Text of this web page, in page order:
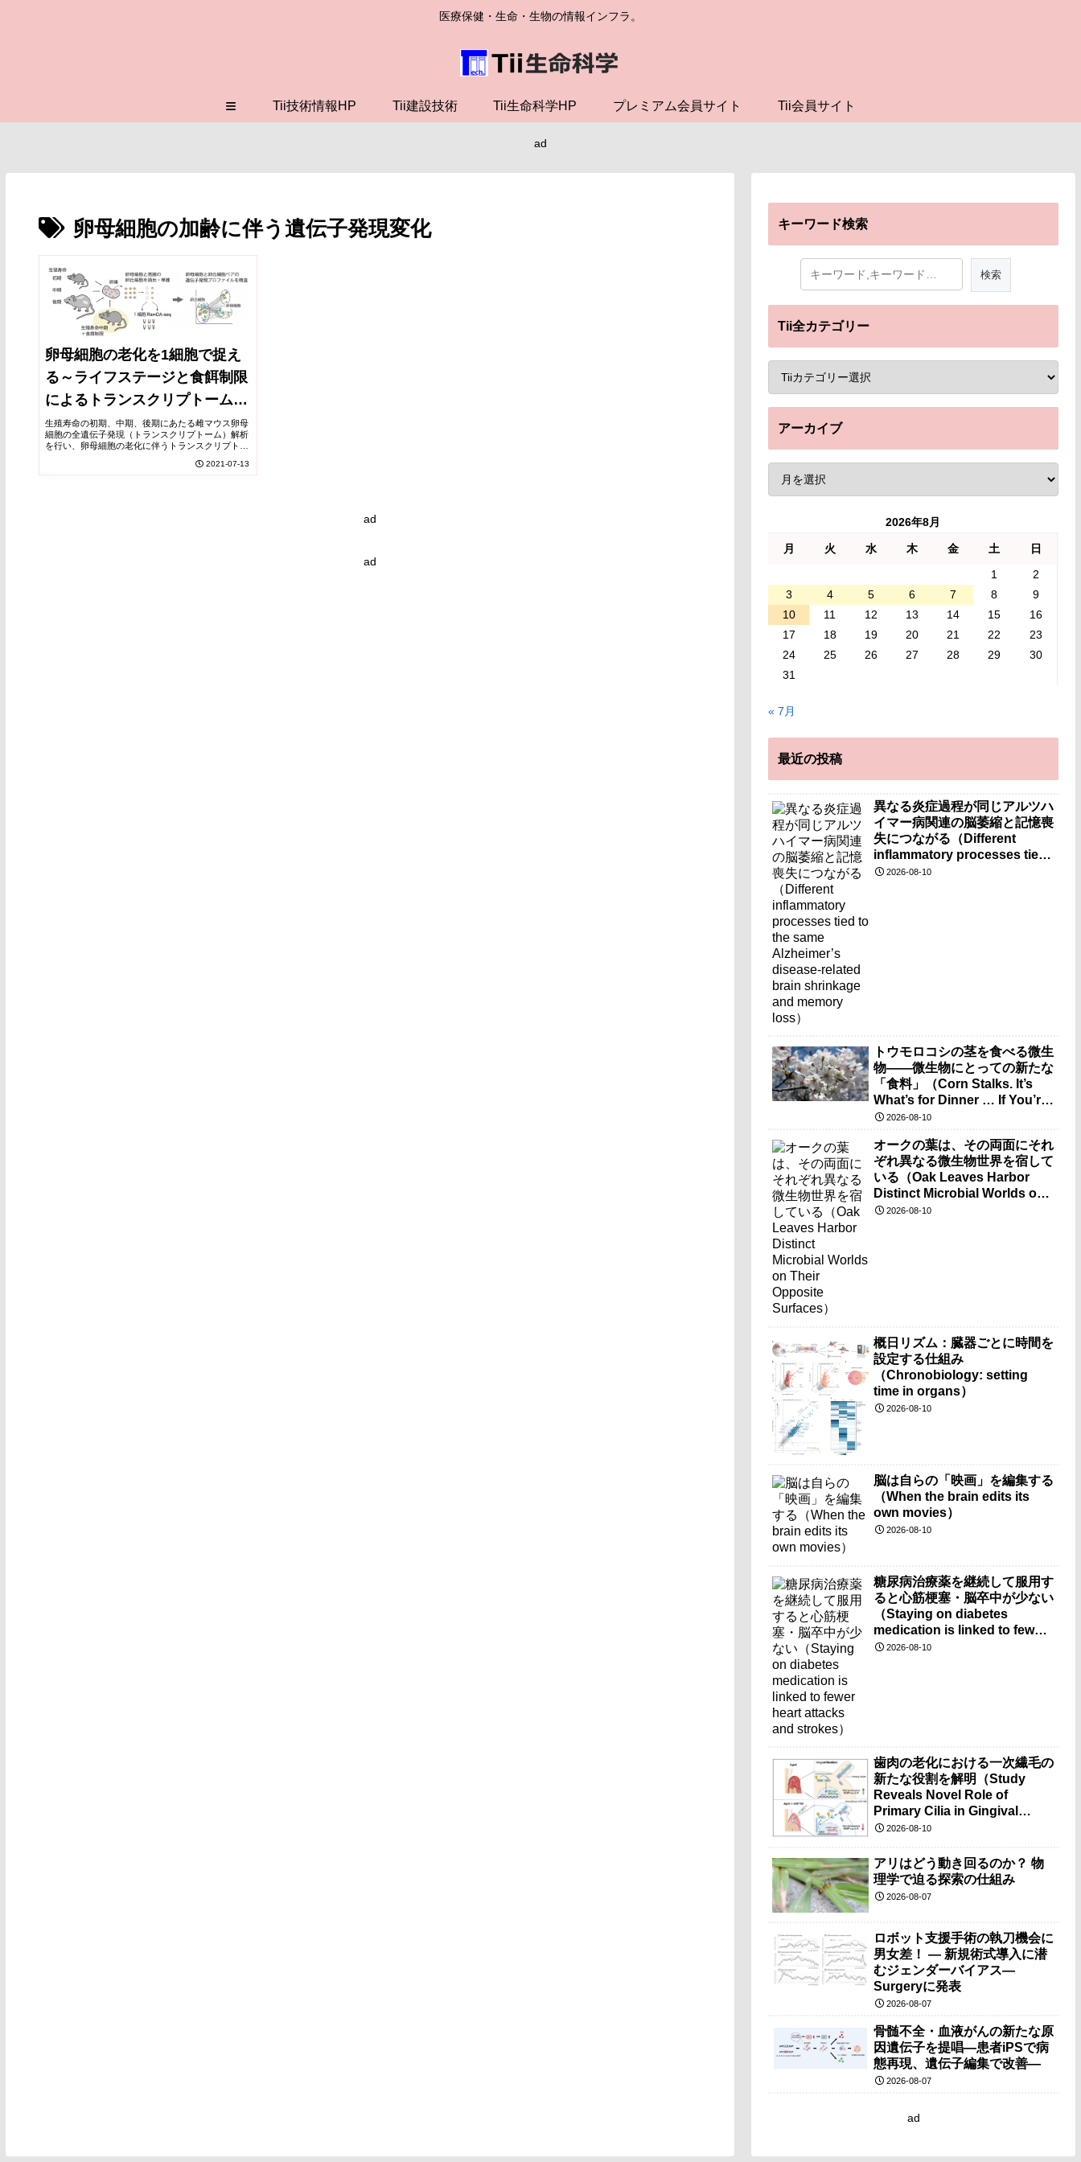
医療保健・生命・生物の情報インフラ。
≡ Tii技術情報HP Tii建設技術 Tii生命科学HP プレミアム会員サイト Tii会員サイト
ad
卵母細胞の加齢に伴う遺伝子発現変化
卵母細胞の老化を1細胞で捉え
る～ライフステージと食餌制限
によるトランスクリプトーム変
化～
生殖寿命の初期、中期、後期にあたる雌マウス卵母
細胞の全遺伝子発現（トランスクリプトーム）解析
を行い、卵母細胞の老化に伴うトランスクリプトー
胞の老化が抑制される可能性を明らかにした。
2021-07-13
ad
ad
キーワード検索
Tii全カテゴリー
アーカイブ
2026年8月
月 火 水 木 金 土
日
1
2
3
4 5 6 7 8
9
10
11 12 13 14 15
16
17
18 19 20 21 22
23
24
25 26 27 28 29
30
31
« 7月
最近の投稿
異なる炎症過程が同じアルツハ
イマー病関連の脳萎縮と記憶喪
失につながる（Different
inflammatory processes tied
to the same Alzheimer’s
2026-08-10
トウモロコシの茎を食べる微生
物――微生物にとっての新たな
「食料」（Corn Stalks. It’s
What’s for Dinner … If You’re
a Microbe.）
2026-08-10
オークの葉は、その両面にそれ
ぞれ異なる微生物世界を宿して
いる（Oak Leaves Harbor
Distinct Microbial Worlds on
Their Opposite Surfaces）
2026-08-10
概日リズム：臓器ごとに時間を
設定する仕組み
（Chronobiology: setting
time in organs）
2026-08-10
脳は自らの「映画」を編集する
（When the brain edits its
own movies）
2026-08-10
糖尿病治療薬を継続して服用す
ると心筋梗塞・脳卒中が少ない
（Staying on diabetes
medication is linked to fewer
heart attacks and strokes）
2026-08-10
歯肉の老化における一次繊毛の
新たな役割を解明（Study
Reveals Novel Role of
Primary Cilia in Gingival
Aging）
2026-08-10
アリはどう動き回るのか？ 物
理学で迫る探索の仕組み
2026-08-07
ロボット支援手術の執刀機会に
男女差！ — 新規術式導入に潜
むジェンダーバイアス—
Surgeryに発表
2026-08-07
骨髄不全・血液がんの新たな原
因遺伝子を提唱―患者iPSで病
態再現、遺伝子編集で改善―
2026-08-07
ad